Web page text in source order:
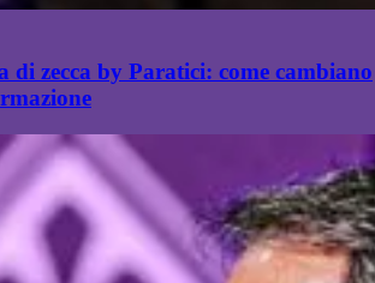
di zecca by Paratici: come cambiano